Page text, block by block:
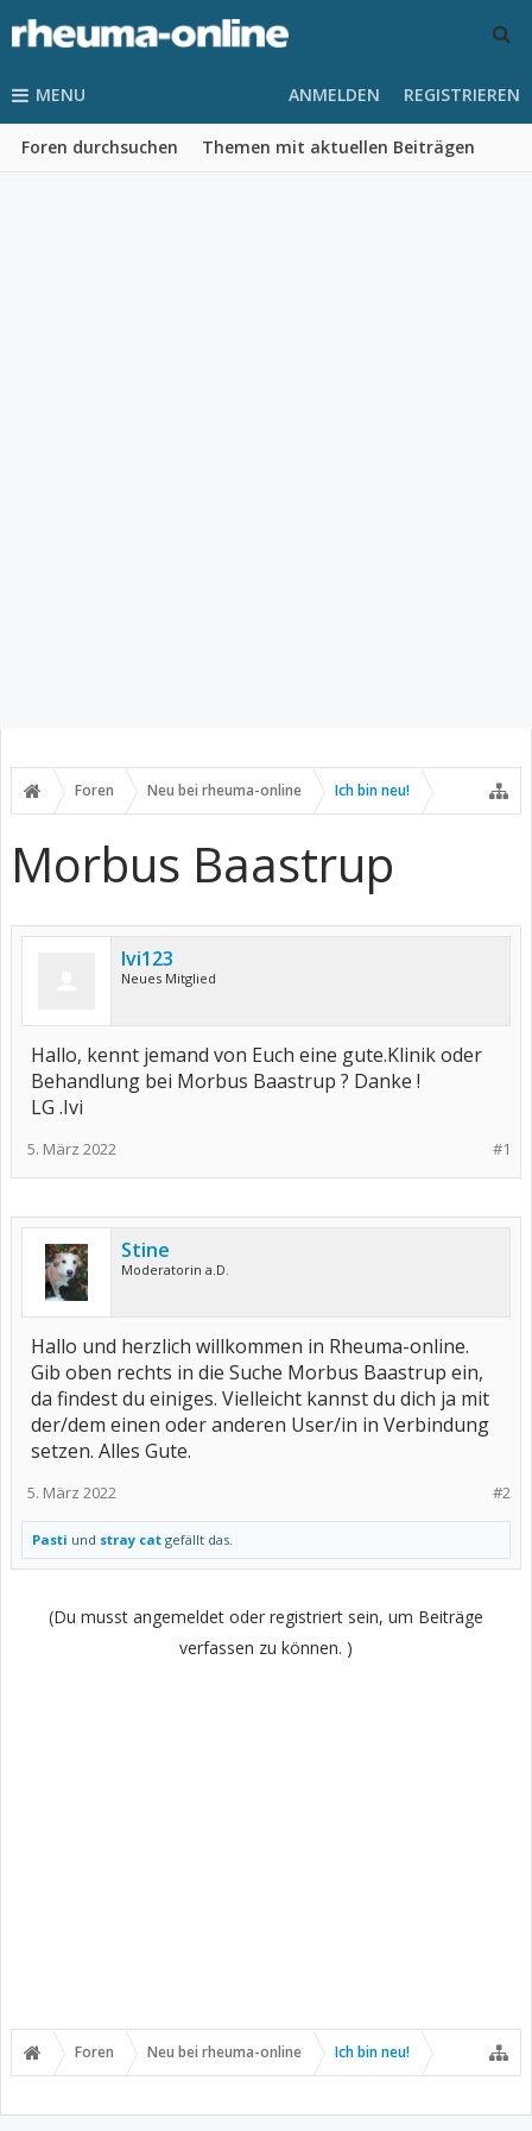
MENU
Foren durchsuchen Themen mit aktuellen Beiträgen
ANMELDEN REGISTRIEREN
Foren Neu bei rheuma-online Ich bin neu!
Morbus Baastrup
Ivi123
Neues Mitglied
Hallo, kennt jemand von Euch eine gute.Klinik oder
Behandlung bei Morbus Baastrup ? Danke !
LG .Ivi
#1
5. März 2022
Stine
Moderatorin a.D.
Hallo und herzlich willkommen in Rheuma-online.
Gib oben rechts in die Suche Morbus Baastrup ein,
da findest du einiges. Vielleicht kannst du dich ja mit
der/dem einen oder anderen User/in in Verbindung
setzen. Alles Gute.
#2
5. März 2022
Pasti und stray cat gefällt das.
(Du musst angemeldet oder registriert sein, um Beiträge
verfassen zu können. )
Foren Neu bei rheuma-online Ich bin neu!